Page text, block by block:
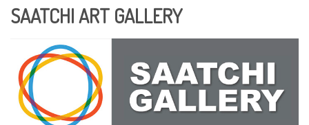
SAATCHI ART GALLERY